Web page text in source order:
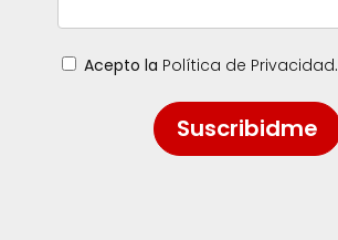
Acepto la Política de Privacidad.
Suscribidme